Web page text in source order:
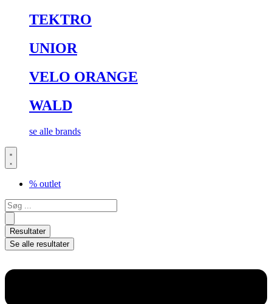
TEKTRO
UNIOR
VELO ORANGE
WALD
se alle brands
% outlet
Search
...
Resultater
Se alle resultater